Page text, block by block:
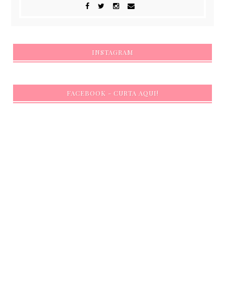
INSTAGRAM
FACEBOOK - CURTA AQUI!